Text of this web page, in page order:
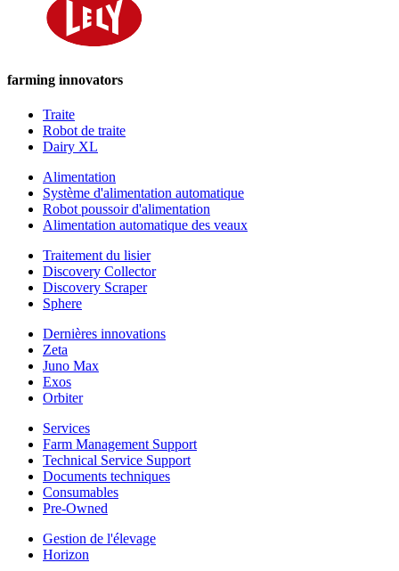
farming innovators
Traite
Robot de traite
Dairy XL
Alimentation
Système d'alimentation automatique
Robot poussoir d'alimentation
Alimentation automatique des veaux
Traitement du lisier
Discovery Collector
Discovery Scraper
Sphere
Dernières innovations
Zeta
Juno Max
Exos
Orbiter
Services
Farm Management Support
Technical Service Support
Documents techniques
Consumables
Pre-Owned
Gestion de l'élevage
Horizon